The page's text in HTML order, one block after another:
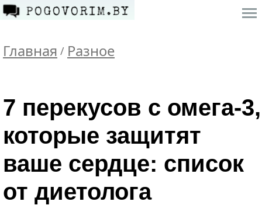
Главная / Разное
7 перекусов с омега-3,
которые защитят
ваше сердце: список
от диетолога